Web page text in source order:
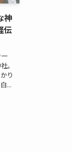
神
伝
。
り
...